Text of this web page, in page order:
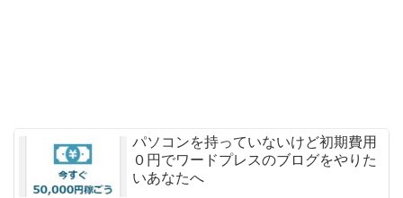
パソコンを持っていないけど初期費用
０円でワードプレスのブログをやりた
いあなたへ